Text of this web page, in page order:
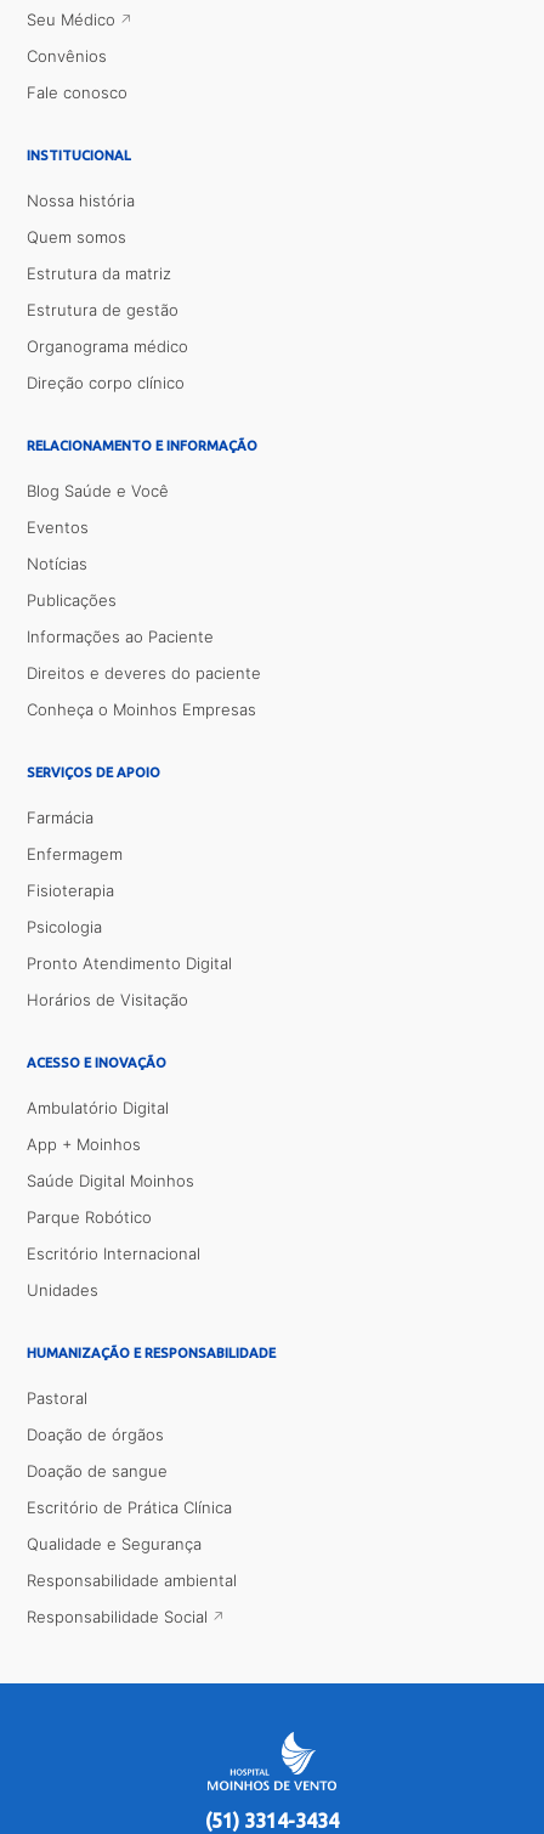
Seu Médico
Convênios
Fale conosco
INSTITUCIONAL
Nossa história
Quem somos
Estrutura da matriz
Estrutura de gestão
Organograma médico
Direção corpo clínico
RELACIONAMENTO E INFORMAÇÃO
Blog Saúde e Você
Eventos
Notícias
Publicações
Informações ao Paciente
Direitos e deveres do paciente
Conheça o Moinhos Empresas
SERVIÇOS DE APOIO
Farmácia
Enfermagem
Fisioterapia
Psicologia
Pronto Atendimento Digital
Horários de Visitação
ACESSO E INOVAÇÃO
Ambulatório Digital
App + Moinhos
Saúde Digital Moinhos
Parque Robótico
Escritório Internacional
Unidades
HUMANIZAÇÃO E RESPONSABILIDADE
Pastoral
Doação de órgãos
Doação de sangue
Escritório de Prática Clínica
Qualidade e Segurança
Responsabilidade ambiental
Responsabilidade Social
(51) 3314-3434